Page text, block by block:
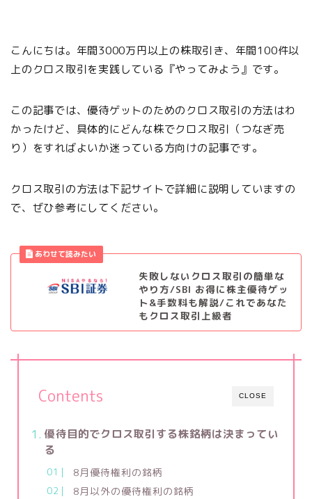
こんにちは。年間3000万円以上の株取引き、年間100件以
上のクロス取引を実践している『やってみよう』です。
この記事では、優待ゲットのためのクロス取引の方法はわ
かったけど、具体的にどんな株でクロス取引（つなぎ売
り）をすればよいか迷っている方向けの記事です。
クロス取引の方法は下記サイトで詳細に説明していますの
で、ぜひ参考にしてください。
失敗しないクロス取引の簡単な
やり方/SBI お得に株主優待ゲッ
ト&手数料も解説/これであなた
もクロス取引上級者
CLOSE
Contents
優待目的でクロス取引する株銘柄は決まってい
る
8月優待権利の銘柄
8月以外の優待権利の銘柄